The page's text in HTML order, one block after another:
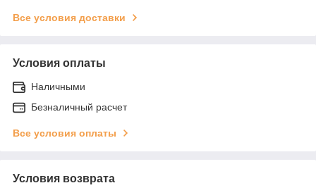
Все условия доставки
Условия оплаты
Наличными
Безналичный расчет
Все условия оплаты
Условия возврата